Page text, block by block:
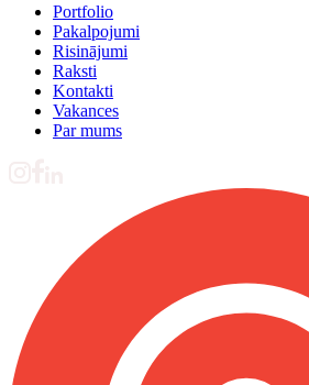
Portfolio
Pakalpojumi
Risinājumi
Raksti
Kontakti
Vakances
Par mums